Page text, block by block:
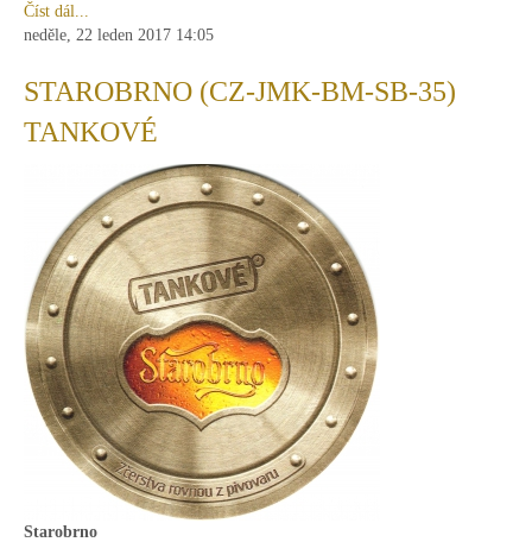
Číst dál...
neděle, 22 leden 2017 14:05
STAROBRNO (CZ-JMK-BM-SB-35)
TANKOVÉ
Starobrno